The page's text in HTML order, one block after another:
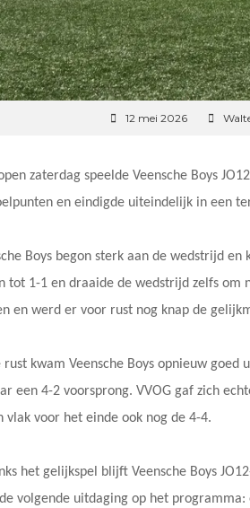
12 mei 2026
zaterdag speelde Veensche Boys
en eindigde uiteindelijk in een
Boys begon sterk aan de wedstrijd
tot 1-1 en draaide de wedstrijd zelfs om
en werd er voor rust nog knap de
rust kwam Veensche Boys opnieuw
een 4-2 voorsprong. VVOG gaf zich
vlak voor het einde ook nog de 4-4.
het gelijkspel blijft Veensche Boys
volgende uitdaging op het